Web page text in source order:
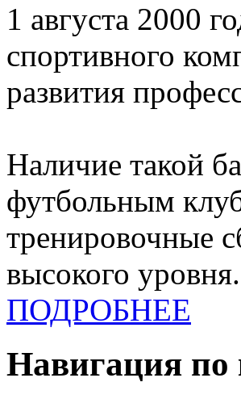
1 августа 2000
спортивного
развития
Наличие такой
футбольным
тренировочные
высокого уровня.
ПОДРОБНЕЕ
Навигация по